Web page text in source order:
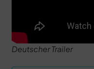
Deutscher Trailer